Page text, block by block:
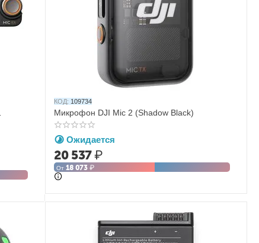
КОД: 109734
Микрофон DJI Mic 2 (Shadow Black)
Ожидается
20 537₽
От 18 073 ₽